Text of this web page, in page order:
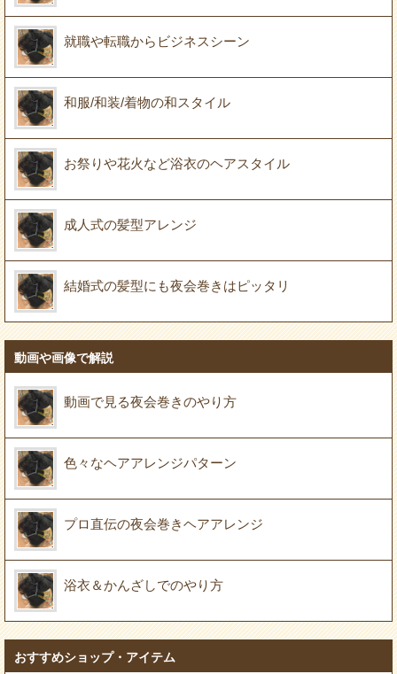
就職や転職からビジネスシーン
和服/和装/着物の和スタイル
お祭りや花火など浴衣のヘアスタイル
成人式の髪型アレンジ
結婚式の髪型にも夜会巻きはピッタリ
動画や画像で解説
動画で見る夜会巻きのやり方
色々なヘアアレンジパターン
プロ直伝の夜会巻きヘアアレンジ
浴衣＆かんざしでのやり方
おすすめショップ・アイテム